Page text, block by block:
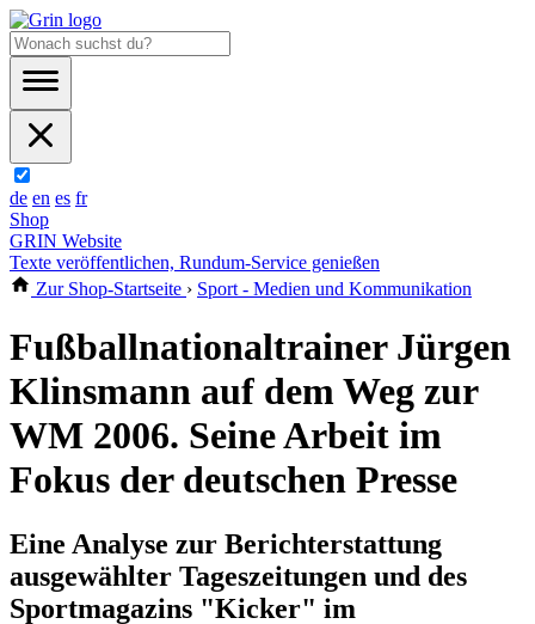
de en es fr
Shop
GRIN Website
Texte veröffentlichen, Rundum-Service genießen
Zur Shop-Startseite › Sport - Medien und Kommunikation
Fußballnationaltrainer Jürgen
Klinsmann auf dem Weg zur
WM 2006. Seine Arbeit im
Fokus der deutschen Presse
Eine Analyse zur Berichterstattung
ausgewählter Tageszeitungen und des
Sportmagazins "Kicker" im